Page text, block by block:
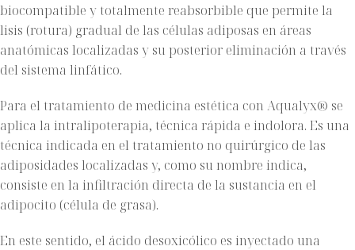
biocompatible y totalmente reabsorbible que permite la
lisis (rotura) gradual de las células adiposas en áreas
anatómicas localizadas y su posterior eliminación a través
del sistema linfático.
Para el tratamiento de medicina estética con Aqualyx® se
aplica la intralipoterapia, técnica rápida e indolora. Es una
técnica indicada en el tratamiento no quirúrgico de las
adiposidades localizadas y, como su nombre indica,
consiste en la infiltración directa de la sustancia en el
adipocito (célula de grasa).
En este sentido, el ácido desoxicólico es inyectado una